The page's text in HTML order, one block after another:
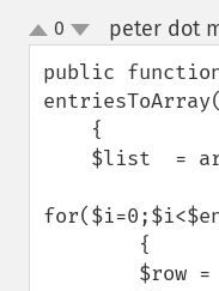
up
down
0 peter dot
public